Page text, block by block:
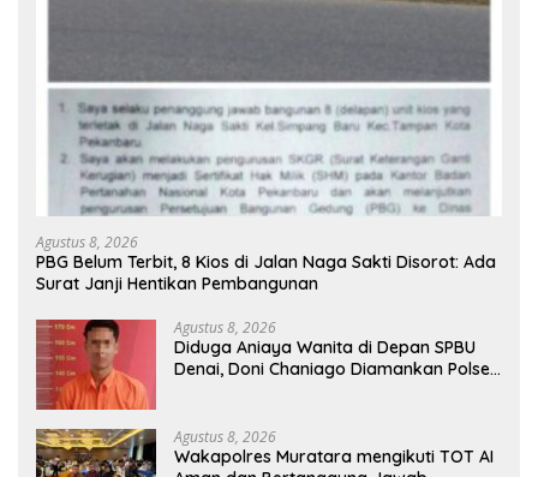
Agustus 8, 2026
PBG Belum Terbit, 8 Kios di Jalan Naga Sakti Disorot: Ada
Surat Janji Hentikan Pembangunan
Agustus 8, 2026
Diduga Aniaya Wanita di Depan SPBU
Denai, Doni Chaniago Diamankan Polsek
Agustus 8, 2026
Wakapolres Muratara mengikuti TOT AI